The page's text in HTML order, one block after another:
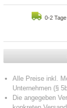
0-2 Tage